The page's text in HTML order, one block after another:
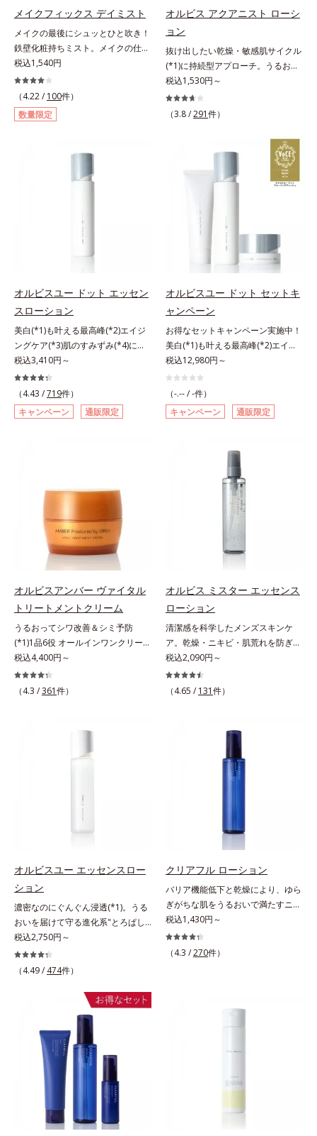
を配合。カプセルが浸透してから成
分を放出する特殊技術によって、高
い浸透力(*3)と安定性を実現。毛穴
の目立ちをしっかりケア(*4)して、
ゆらぎやすいニキビ肌を、みずみず
しい清潔な垢抜け肌(*1)へと導きま
す。たっぷりの保湿成分で低刺激。
敏感肌の方にもお使いいただけます
肌）M＝しっとりタイプ（ニキビの
洗浄による汚れの除去*2 テトラ2-
ン酸、ユズセラミド、スフィンゴ糖
脂質*3 角層内*4 うるおいによりキ
メを整えて毛穴を目立たなくする*5
いうわけではありません※敏感肌対
象パッチテスト済（すべての人に皮
膚刺激がおきないというわけではあ
りません）※弱酸性（ローション・
モイスチャーのみ）アレルギーテス
ト済＝全ての方にアレルギーが起こ
らないということではありません。
ノンコメドジェニックテスト済＝す
べての人にコメド（ニキビのもと）
らずのまっさら肌へ。メイクのり
(*7)もよくなります。さわやかさ広
がるシトラスハーバルの香り。*1
乾燥による*2 クエン酸配合＝角層
柔軟成分*3 イソペンチルジオール
配合＝保湿成分*4 ツボクサ葉エキ
ス配合＝保湿成分*5 パルミチン酸
アスコルビルリン酸3Na配合＝保湿
NG、セラミドAP配合＝保湿成分*7
汚れを落とすことによる
メイクフィックス デイミスト
メイクの最後にシュッとひと吹き！
鉄壁化粧持ちミスト。メイクの仕上
げにシュッとひと吹き。肌とメイク
の密着感をピタッと高め、メイクく
ずれを防ぎ、化粧持ちをアップさせ
るミストタイプの化粧水です。くず
れ防止成分(*1)を含む層と美容成分
振って混ぜると、美容成分がくずれ
ピタッと密着。くずれ防止成分が
でメイクをくずさずガードします。
さらに保湿成分配合でうるおい感が
続き、エアコンなどによる乾燥も防
ぎます。*1 トリメチルシロキシケ
イ酸、ジメチコン配合＝汗や水、皮
脂をはじき、メイクくずれを防ぐ成
分*2 オリーブ葉エキス、ゴレンシ
葉エキス、加水分解ヒアルロン酸、
異性化糖配合＝保湿成分【ご使用方
法】2層タイプなので、必ず容器を
よく振ってからお使いください。メ
イクの仕上げに、顔から20cm程度
離し、目と口を閉じて、顔全体に適
量吹きかけてください。（5～6プッ
税込1,540円
（4.22 / 100件）
数量限定
オルビス アクアニスト ローシ
ョン
抜け出したい乾燥・敏感肌サイクル
(*1)に持続型アプローチ。うるおい
を追求した敏感肌用保湿スキンケア
(*2)。うるおいを逃し、刺激を受け
やすい角層の“乾燥敏感スランプ
のうるおい研究により完成した、待
望の敏感肌用保湿スキンケアライン
「オルビス アクアニスト」。乾燥
敏感スランプの原因にアプローチす
合。もともと体内にあるアミノ酸は
異物として排出されにくく、肌にと
どまってうるおいを蓄えてくれま
す。刺激を受けやすくなった角層を
うるおいで満たし、脱・敏感肌を目
指します。無油分・無着色・無香
不使用(*5)・パラベンフリー、6つ
のフリー処方で徹底的に肌に寄り添
います。*1 乾燥と敏感をくり返す
こと*2 敏感肌対象連用テスト済
（すべての方のお肌に合うというこ
とではありません）*3 乾燥して敏
感に感じやすい状態のこと*4 発酵
へ導く保湿成分、植物由来アミノ酸
（エルゴチオネイン）配合＝肌を整
え、すこやかに保つ保湿成分、微生
物由来アミノ酸（エクトイン）配合
＝乱れた角層にうるおいを与え、肌
荒れを防ぐ保湿成分*5 ウォッシュ
を除くLM＝さっぱり高保湿タイプ
（脂性肌～普通肌）RM＝しっとり
税込1,530円～
（3.8 /291件）
オルビスユー ドット エッセン
スローション
美白(*1)も叶える最高峰(*2)エイジ
ングケア(*3)肌のすみずみ(*4)にし
みわたるうるおい充満ローション。
ハリも透明感(*5)も結果主義。年齢
サイン(*6)の因子に着目した肌科学
エイジングケア(*3)シリーズ。オル
ビスユー ドットシリーズは、年齢
ころ、弾力感のない状態である「ハ
リのなさ」や、くすみ(*7)などが現
れている状態である「透明感のな
さ」が、大人の肌印象に大きな影響
を与えていることがわかりました。
そこでオルビスユー ドットシリー
ズは美容成分(*8)として「G.D.F.ア
クティベーター(*9)」を配合。そし
て、従来から配合している美白(*1)
有効成分「トラネキサム酸」を配合
しました。さらに、シリーズ共通の
美容成分「GLルートブースター
(*10)」を配合することで、肌のふ
っくら感や透明感を叶えます。美白
上向き(*11)のハリと透明感を。効
イジングケアを応援します。*1 メ
スを防ぐ（ウォッシュを除く）*2
オルビス内スキンケアシリーズの保
湿力*3 年齢に応じたお手入れのこ
と*4 角層まで*5 うるおいによ
*7 乾燥による*8 保湿成分*9
ロニセラカエルレア果汁、ノバラエ
キス配合＝うるおいを与えハリと透
明感に満ちた肌へ導く保湿成分
*10 メマツヨイグサ抽出液、スイ
カズラエキス配合＝角層のすみずみ
まで水分・油分を保ち、ハリ・ツヤ
を与える保湿成分*11 気持ちのこ
税込3,410円～
（4.43 /719件）
キャンペーン
通販限定
オルビスユー ドット セットキ
ャンペーン
お得なセットキャンペーン実施中！
美白(*1)も叶える最高峰(*2)エイジ
ングケア(*3)。ハリも透明感(*4)も
結果主義。年齢サイン(*5)の因子に
着目した肌科学エイジングケア(*3)
シリーズ。オルビスユー ドットシ
リーズは、年齢による肌悩み一つ一
ていることの根本原因に着目。加齢
とともに現れる年齢サイン(*5)につ
いて研究を進めたところ、弾力感の
ない状態である「ハリのなさ」や、
くすみ(*6)などが現れている状態で
ある「透明感のなさ」が現れること
で大人の肌印象に大きな影響を与え
ていることが分かりました。そこで
オルビスユー ドットシリーズは美
容成分(*7)として「G.D.F.アクティ
ベーター(*8)」を配合。そして、従
来から配合している美白有効成分
「トラネキサム酸」を配合しまし
た。さらに、シリーズ共通の美容成
分(*7)「GLルートブースター(*9)」
を配合することで、肌のふっくら感
や透明感を叶えます。美白ケアしな
(*10)のハリと透明感を。効果的な
シナジー設計で、あなたのエイジン
グケアを応援します。*1 メラニン
の生成を抑え、シミ・ソバカスを防
るおいによる*5 乾燥、ハリ・ツヤ
のなさ*6 乾燥による*7 保湿成分*8
ロニセラカエルレア果汁、ノバラエ
明感に満ちた肌へ導く保湿成分*9
メマツヨイグサ抽出液、スイカズラ
エキス配合＝角層のすみずみまで水
分・油分を保ち、ハリ・ツヤを与え
る保湿成分*10 気持ちのこと各商品
税込12,980円～
（-.-- / -件）
キャンペーン
通販限定
オルビスアンバー ヴァイタル
トリートメントクリーム
うるおってシワ改善＆シミ予防
(*1)1品6役 オールインワンクリー
ム。オルビスアンバーは、いつも⾃
然体で美しくありたいと願う⼤⼈世
代に寄り添うブランドです。年齢印
世代の肌に向き合い、手軽なお手入
なじむ、若々しい印象(*2)作りのサ
「オルビスアンバー ヴァイタルト
リートメントクリーム」は、1品
で、化粧水、クリーム、シワ改善・
ッククリーム(*3)、パックの6役を
アシン(*4)によるシワ改善・シミ予
防に加え、複合成分コラーゲンコン
プレックスSPが肌のハリを徹底サポ
ート。肌なじみのよいクリーム構造
で角層まで保湿成分が浸透し、うる
おいをギュッと閉じ込めます。洗顔
ア。うるおいのベールで守られた、
ハリ感のあるなめらかな肌を叶えま
す。*1 メラニンの生成を抑え、シ
ミ・ソバカスを防ぐ*2 肌にハリを
与え若々しい印象*3 首のうるおい
ケアとして*4 ナイアシンアミド
税込4,400円～
（4.3 /361件）
オルビス ミスター エッセンス
ローション
清潔感を科学したメンズスキンケ
ア。乾燥・ニキビ・肌荒れを防ぎハ
リ・ツヤのある、好印象な清潔透明
肌(*1)へ。オルビス ミスターは、男
性の清潔感、爽やかさ、若々しさの
であること(*2)を業界で初めて発見
(*3)。ニキビ・肌荒れ予防有効成分
と保湿成分を新たに配合。これまで
の乾燥・テカリへのケアはそのまま
ローチする進化を遂げました。うる
おいを逃しやすい男性肌に着目し、
アイテム同士をなじみやすくする
8アイテム分の機能を3ステップに集
約し、よりシンプルなお手入れで、
ハリ・ツヤのある好印象な清潔透明
肌(*1)へ導きます。*1 うるおいによ
る透明感のある肌*2 男性の顔画像
2022年12月22日時点で、科学文献
いて該当文献がないことを確認（ポ
ーラ化成研究所調べ）
税込2,090円～
（4.65 / 131件）
オルビスユー エッセンスロー
ション
濃密なのにぐんぐん浸透(*1)。うる
おいを届けて守る進化系"とろぱし
ゃ"ローション。7000種を超える成
分から厳選し、「うるおいの質
(*1)」に着目した初期エイジングケ
来のうるおいやバリア機能にアプロ
ーチする初期エイジングケアシリー
ズです。「うるおいの質」に着目
し、肌荒れを予防しながらうるおい
に満ちた美しい肌へと導きます。ポ
ーラ・オルビスグループ独自の肌荒
れ防止有効成分として、「DF-パン
テノール(*3)」を国内唯一(*4)、高
濃度で配合。角層のバリア機能にア
プローチして肌荒れを防ぎ、肌不調
税込2,750円～
（4.49 / 474件）
クリアフル ローション
バリア機能低下と乾燥により、ゆら
ぎがちな肌をうるおいで満たすニキ
ビ対策化粧水。「ニキビをくり返し
てしまう」「毛穴目立ちが気にな
る」「マスク生活であごや口まわり
「毛穴の目立ち」の両方にWでアプ
ローチする、薬用ニキビ対策スキン
由来成分とコラーゲンが肌をいたわ
能を維持。ニキビができにくい肌を
体をはじめとした5種の整肌成分
(*1)から成る「ナノVCショットカプ
税込1,430円～
（4.3 /270件）